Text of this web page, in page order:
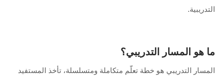
التدريبية.
ما هو المسار التدريبي؟
المسار التدريبي هو خطة تعلّم متكاملة ومتسلسلة، تأخذ المستفيد